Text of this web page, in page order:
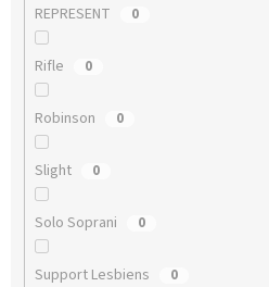
REPRESENT 0
Rifle 0
Robinson 0
Slight 0
Solo Soprani 0
Support Lesbiens 0